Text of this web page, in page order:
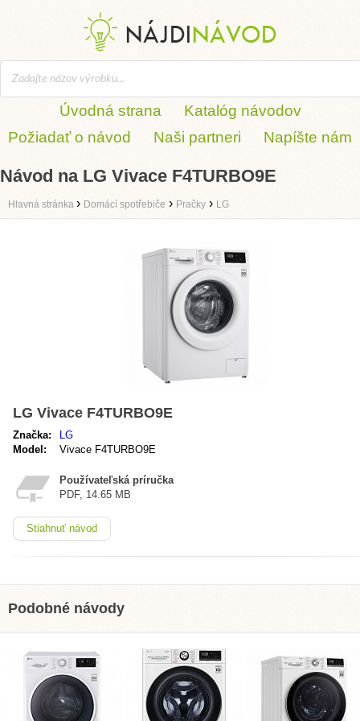
Úvodná strana
Katalóg návodov
Požiadať o návod
Naši partneri Napíšte nám
Návod na LG Vivace F4TURBO9E
Hlavná stránka › Domácí spotřebiče › Pračky › LG
LG Vivace F4TURBO9E
Značka:
LG
Model:
Vivace F4TURBO9E
Používateľská príručka
PDF, 14.65 MB
Stiahnuť návod
Podobné návody